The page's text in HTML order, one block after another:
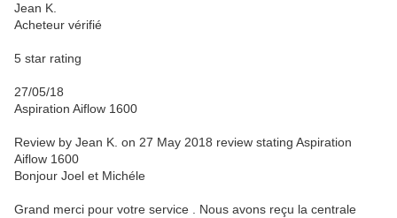
Jean K.
Acheteur vérifié
5 star rating
27/05/18
Aspiration Aiflow 1600
Review by Jean K. on 27 May 2018 review stating Aspiration
Aiflow 1600
Bonjour Joel et Michéle
Grand merci pour votre service . Nous avons reçu la centrale